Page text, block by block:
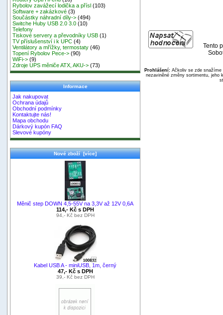
Rybolov zavážecí lodička a přísl (103)
Software + zakázkové (3)
Součástky náhradní díly-> (494)
Switche Huby USB 2.0 3.0 (10)
Telefony
Tiskové servery a převodníky USB (1)
TV příslušenství i k UPC (4)
Ventilátory a mřížky, termostaty (46)
Topení Rybolov Pece-> (90)
WiFi-> (9)
Zdroje UPS měniče ATX, AKU-> (73)
Informace
Jak nakupovat
Ochrana údajů
Obchodní podmínky
Kontaktujte nás!
Mapa obchodu
Dárkový kupón FAQ
Slevové kupóny
Nové zboží [více]
Měnič step DOWN 4,5-55V na 3,3V až 12V 0,6A
114,- Kč s DPH
94,- Kč bez DPH
Kabel USB A - miniUSB, 1m, černý
47,- Kč s DPH
39,- Kč bez DPH
Tento
Prohlášení:Ačkoliv se zde snažíme
nezaviněné změny sortimentu, jeho